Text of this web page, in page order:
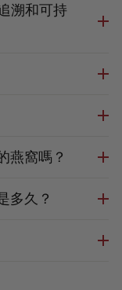
溯和可持
燕窩嗎？
多久？